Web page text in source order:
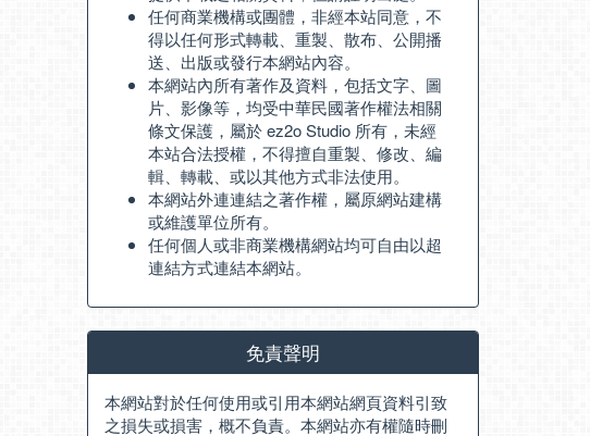
任何商業機構或團體，非經本站同意，不
得以任何形式轉載、重製、散布、公開播
送、出版或發行本網站內容。
本網站內所有著作及資料，包括文字、圖
片、影像等，均受中華民國著作權法相關
條文保護，屬於 ez2o Studio 所有，未經
本站合法授權，不得擅自重製、修改、編
輯、轉載、或以其他方式非法使用。
本網站外連連結之著作權，屬原網站建構
或維護單位所有。
任何個人或非商業機構網站均可自由以超
連結方式連結本網站。
免責聲明
本網站對於任何使用或引用本網站網頁資料引致
之損失或損害，概不負責。本網站亦有權隨時刪